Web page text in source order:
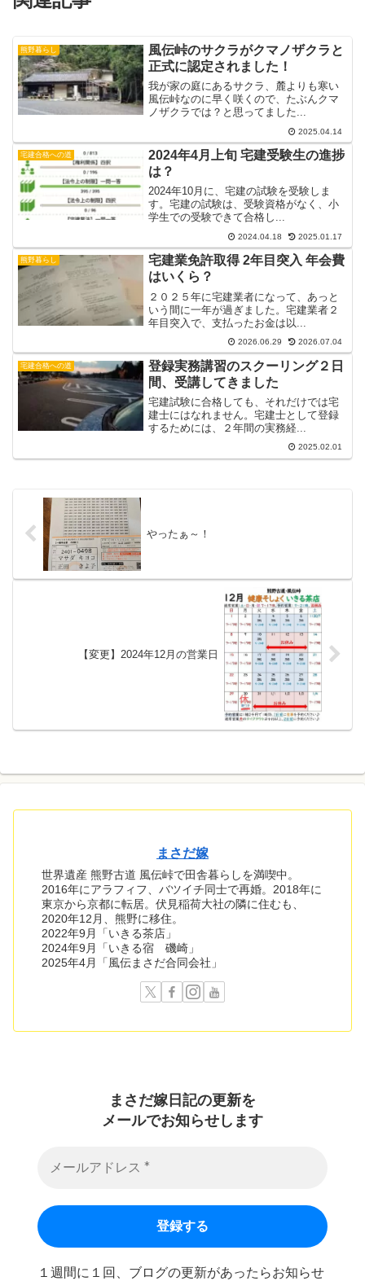
熊野暮らし
風伝峠のサクラがクマノザクラと
正式に認定されました！
我が家の庭にあるサクラ、麓よりも寒い
風伝峠なのに早く咲くので、たぶんクマ
ノザクラでは？と思ってました...
2025.04.14
宅建合格への道
2024年4月上旬 宅建受験生の進捗
は？
2024年10月に、宅建の試験を受験しま
す。宅建の試験は、受験資格がなく、小
学生での受験できて合格し...
2024.04.18 2025.01.17
熊野暮らし
宅建業免許取得 2年目突入 年会費
はいくら？
２０２５年に宅建業者になって、あっと
いう間に一年が過ぎました。宅建業者２
年目突入で、支払ったお金は以...
2026.06.29 2026.07.04
宅建合格への道
登録実務講習のスクーリング２日
間、受講してきました
宅建試験に合格しても、それだけでは宅
建士にはなれません。宅建士として登録
するためには、２年間の実務経...
2025.02.01
やったぁ～！
【変更】2024年12月の営業日
まさだ嫁
世界遺産 熊野古道 風伝峠で田舎暮らしを満喫中。
2016年にアラフィフ、バツイチ同士で再婚。2018年に
東京から京都に転居。伏見稲荷大社の隣に住むも、
2020年12月、熊野に移住。
2022年9月「いきる茶店」
2024年9月「いきる宿 磯崎」
2025年4月「風伝まさだ合同会社」
まさだ嫁日記の更新を
メールでお知らせします
１週間に１回、ブログの更新があったらお知らせ